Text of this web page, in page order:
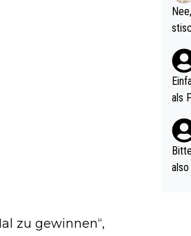
zu gewinnen“,
(in
als
nes
ttler
vV
als